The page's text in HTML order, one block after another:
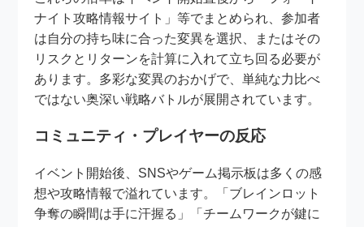
ナイト攻略情報サイト」等でまとめられ、参加者
は自分の持ち味に合った変異を選択、またはその
リスクとリターンを計算に入れて立ち回る必要が
あります。多彩な変異のおかげで、単純な力比べ
ではない奥深い戦略バトルが展開されています。
コミュニティ・プレイヤーの反応
イベント開始後、SNSやゲーム掲示板は多くの感
想や攻略情報で溢れています。「ブレインロット
争奪の瞬間は手に汗握る」「チームワークが鍵に